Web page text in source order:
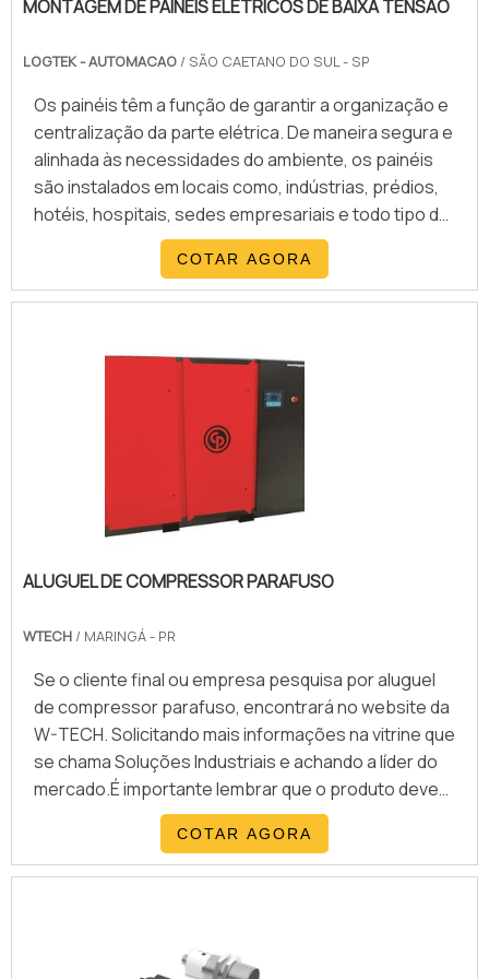
multidisciplinar de consultores associados, garante
uma entrega de excelência de ponta a ponta.
MONTAGEM DE PAINÉIS ELÉTRICOS DE BAIXA TENSÃO
LOGTEK - AUTOMACAO / SÃO CAETANO DO SUL - SP
Os painéis têm a função de garantir a organização e
centralização da parte elétrica. De maneira segura e
alinhada às necessidades do ambiente, os painéis
são instalados em locais como, indústrias, prédios,
hotéis, hospitais, sedes empresariais e todo tipo de
edificação que necessite de infraestrutura elétrica
completa. A montagem de painéis elétricos de baixa
tensão deve ser feita de maneira customizada, e
que necessitem de segurança para: Distribuiç.
COTAR AGORA
ALUGUEL DE COMPRESSOR PARAFUSO
WTECH / MARINGÁ - PR
Se o cliente final ou empresa pesquisa por aluguel
de compressor parafuso, encontrará no website da
W-TECH. Solicitando mais informações na vitrine que
se chama Soluções Industriais e achando a líder do
mercado.É importante lembrar que o produto deve
sempre ser adquirido com empresas especializadas
no segmento. Esse tipo de cuidado ajuda a garantir a
qualidade e durabilidade dos materiais, além de evitar
desnecessários.DIFERENCIAIS IMPORTANTES DE
COTAR AGORA